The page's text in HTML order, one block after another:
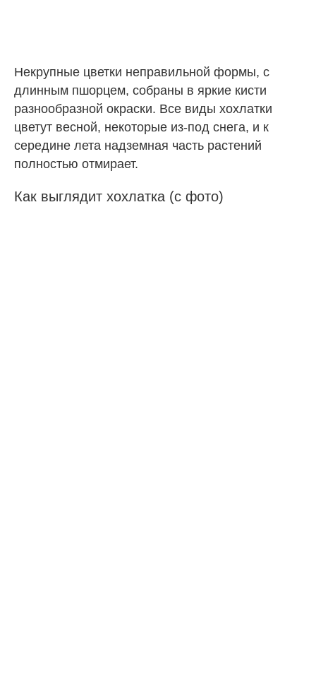
Некрупные цветки неправильной формы, с
длинным пшорцем, собраны в яркие кисти
разнообразной окраски. Все виды хохлатки
цветут весной, некоторые из-под снега, и к
середине лета надземная часть растений
полностью отмирает.
Как выглядит хохлатка (с фото)